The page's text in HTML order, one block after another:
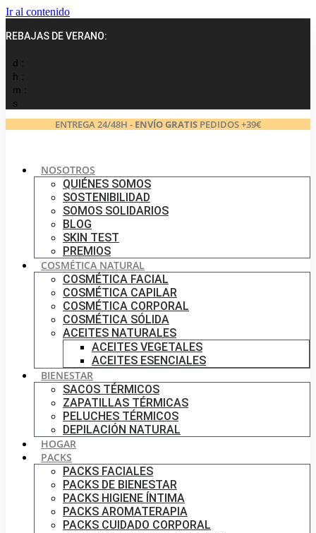
Ir al contenido
REBAJAS DE VERANO:
d :
h :
m :
s
ENTREGA 24/48H - ENVÍO GRATISPEDIDOS +39€
NOSOTROS
QUIÉNES SOMOS
SOSTENIBILIDAD
SOMOS SOLIDARIOS
BLOG
SKIN TEST
PREMIOS
COSMÉTICA NATURAL
COSMÉTICA FACIAL
COSMÉTICA CAPILAR
COSMÉTICA CORPORAL
COSMÉTICA SÓLIDA
ACEITES NATURALES
ACEITES VEGETALES
ACEITES ESENCIALES
BIENESTAR
SACOS TÉRMICOS
ZAPATILLAS TÉRMICAS
PELUCHES TÉRMICOS
DEPILACIÓN NATURAL
HOGAR
PACKS
PACKS FACIALES
PACKS DE BIENESTAR
PACKS HIGIENE ÍNTIMA
PACKS AROMATERAPIA
PACKS CUIDADO CORPORAL